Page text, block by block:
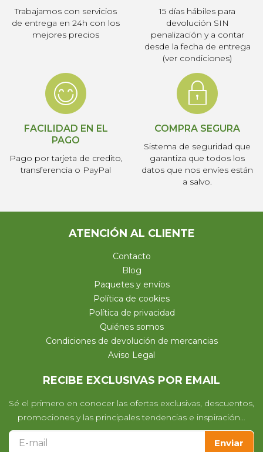
Trabajamos con servicios
de entrega en 24h con los
mejores precios
15 días hábiles para
devolución SIN
penalización y a contar
desde la fecha de entrega
(ver condiciones)
FACILIDAD EN EL
PAGO
Pago por tarjeta de credito,
transferencia o PayPal
COMPRA SEGURA
Sistema de seguridad que
garantiza que todos los
datos que nos envíes están
a salvo.
ATENCIÓN AL CLIENTE
Contacto
Blog
Paquetes y envíos
Política de cookies
Política de privacidad
Quiénes somos
Condiciones de devolución de mercancias
Aviso Legal
RECIBE EXCLUSIVAS POR EMAIL
Sé el primero en conocer las ofertas exclusivas, descuentos,
promociones y las principales tendencias e inspiración…
Enviar